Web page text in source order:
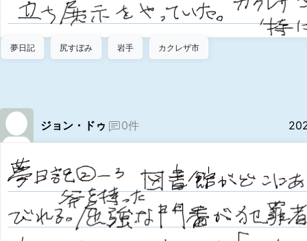
夢日記 尻すぼみ 岩手 カクレザ市
ジョン・ドゥ 0件